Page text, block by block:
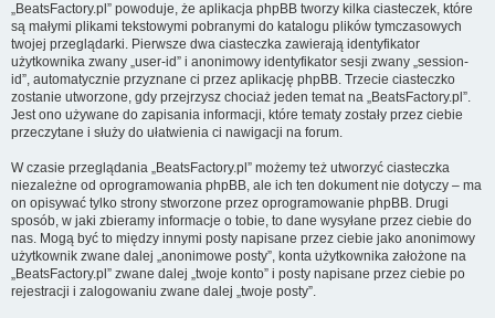
„BeatsFactory.pl” powoduje, że aplikacja phpBB tworzy kilka ciasteczek, które
są małymi plikami tekstowymi pobranymi do katalogu plików tymczasowych
twojej przeglądarki. Pierwsze dwa ciasteczka zawierają identyfikator
użytkownika zwany „user-id” i anonimowy identyfikator sesji zwany „session-
id”, automatycznie przyznane ci przez aplikację phpBB. Trzecie ciasteczko
zostanie utworzone, gdy przejrzysz chociaż jeden temat na „BeatsFactory.pl”.
Jest ono używane do zapisania informacji, które tematy zostały przez ciebie
przeczytane i służy do ułatwienia ci nawigacji na forum.
W czasie przeglądania „BeatsFactory.pl” możemy też utworzyć ciasteczka
niezależne od oprogramowania phpBB, ale ich ten dokument nie dotyczy – ma
on opisywać tylko strony stworzone przez oprogramowanie phpBB. Drugi
sposób, w jaki zbieramy informacje o tobie, to dane wysyłane przez ciebie do
nas. Mogą być to między innymi posty napisane przez ciebie jako anonimowy
użytkownik zwane dalej „anonimowe posty”, konta użytkownika założone na
„BeatsFactory.pl” zwane dalej „twoje konto” i posty napisane przez ciebie po
rejestracji i zalogowaniu zwane dalej „twoje posty”.